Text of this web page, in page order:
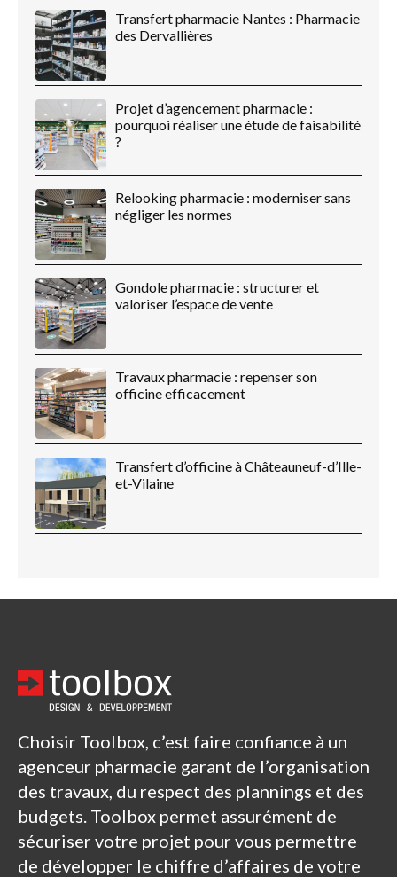
Transfert pharmacie Nantes : Pharmacie
des Dervallières
Projet d’agencement pharmacie :
pourquoi réaliser une étude de faisabilité
?
Relooking pharmacie : moderniser sans
négliger les normes
Gondole pharmacie : structurer et
valoriser l’espace de vente
Travaux pharmacie : repenser son
officine efficacement
Transfert d’officine à Châteauneuf-d’Ille-
et-Vilaine
Choisir Toolbox, c’est faire confiance à un
agenceur pharmacie garant de l’organisation
des travaux, du respect des plannings et des
budgets. Toolbox permet assurément de
sécuriser votre projet pour vous permettre
de développer le chiffre d’affaires de votre